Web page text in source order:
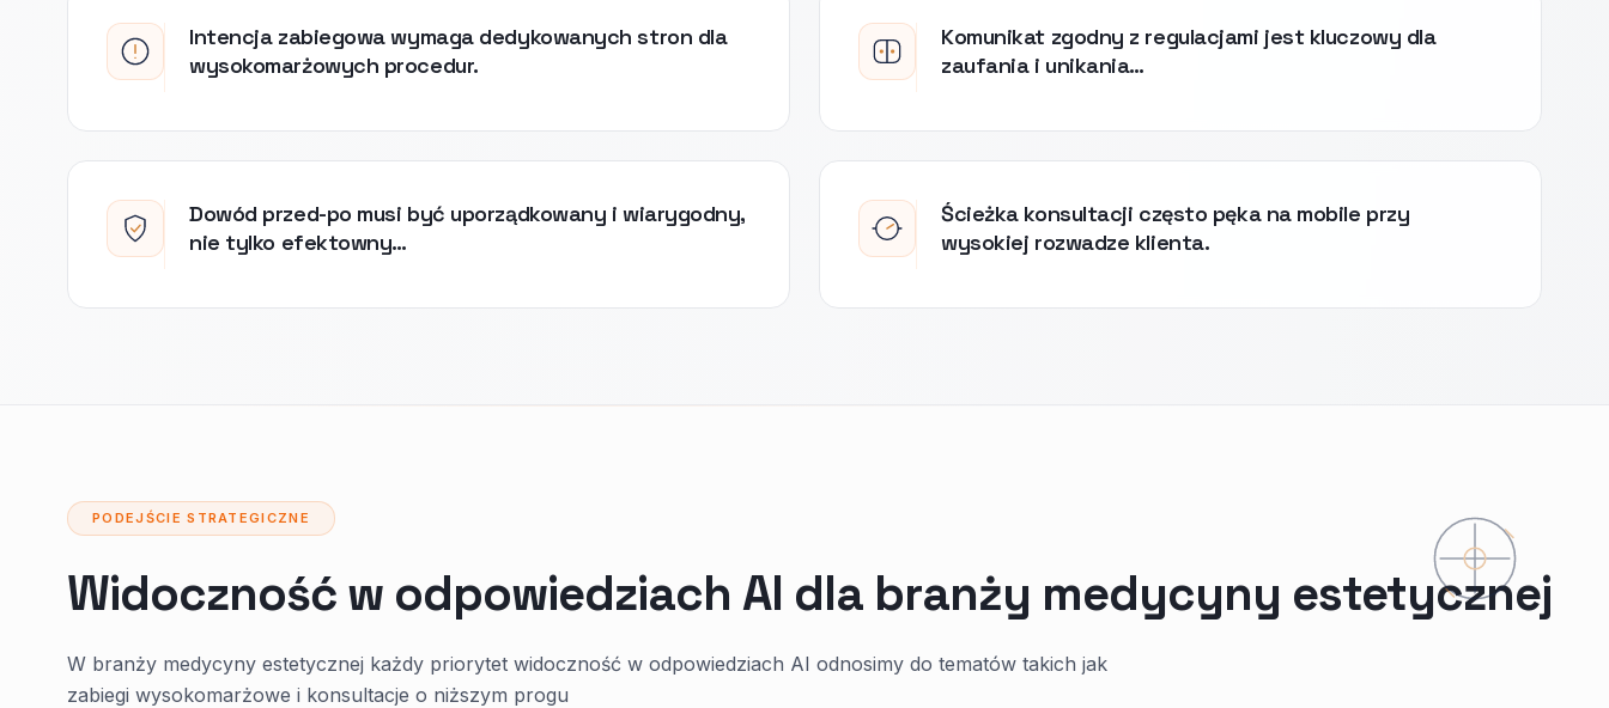
Intencja zabiegowa wymaga dedykowanych stron dla
wysokomarżowych procedur.
Komunikat zgodny z regulacjami jest kluczowy dla
zaufania i unikania…
Dowód przed-po musi być uporządkowany i wiarygodny,
nie tylko efektowny…
Ścieżka konsultacji często pęka na mobile przy
wysokiej rozwadze klienta.
PODEJŚCIE STRATEGICZNE
Widoczność w odpowiedziach AI dla branży medycyny estetycznej
W branży medycyny estetycznej każdy priorytet widoczność w odpowiedziach AI odnosimy do tematów takich jak
zabiegi wysokomarżowe i konsultacje o niższym progu